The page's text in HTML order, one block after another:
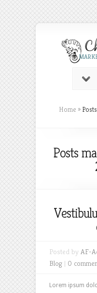
Home »
Posts
Posted by AF-
Blog | 0
Lorem ipsum